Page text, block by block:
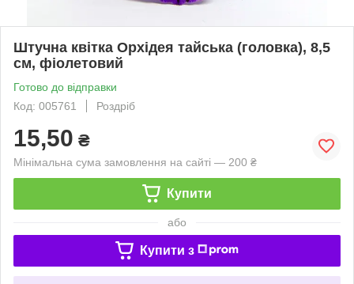
Штучна квітка Орхідея тайська (головка), 8,5
см, фіолетовий
Готово до відправки
Код: 005761
Роздріб
15,50 ₴
Мінімальна сума замовлення на сайті — 200 ₴
Купити
або
Купити з